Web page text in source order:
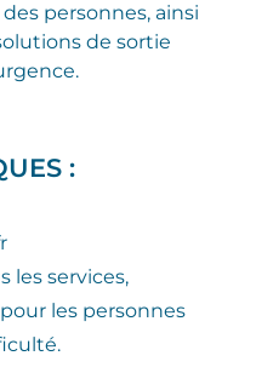
personnes, ainsi
de sortie
:
les services,
les personnes